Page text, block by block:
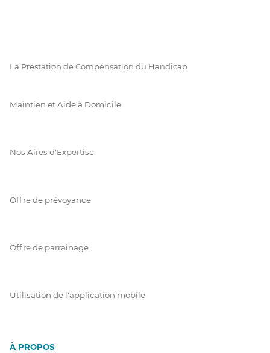
La Prestation de Compensation du Handicap
Maintien et Aide à Domicile
Nos Aires d'Expertise
Offre de prévoyance
Offre de parrainage
Utilisation de l'application mobile
À PROPOS